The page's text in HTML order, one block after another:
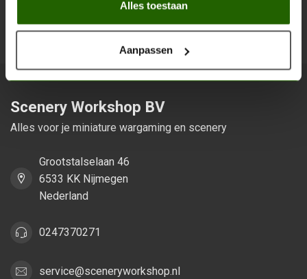
Alles toestaan
Aanpassen
Scenery Workshop BV
Alles voor je miniature wargaming en scenery
Grootstalselaan 46
6533 KK Nijmegen
Nederland
0247370271
service@sceneryworkshop.nl